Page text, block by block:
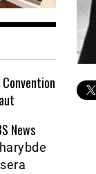
News